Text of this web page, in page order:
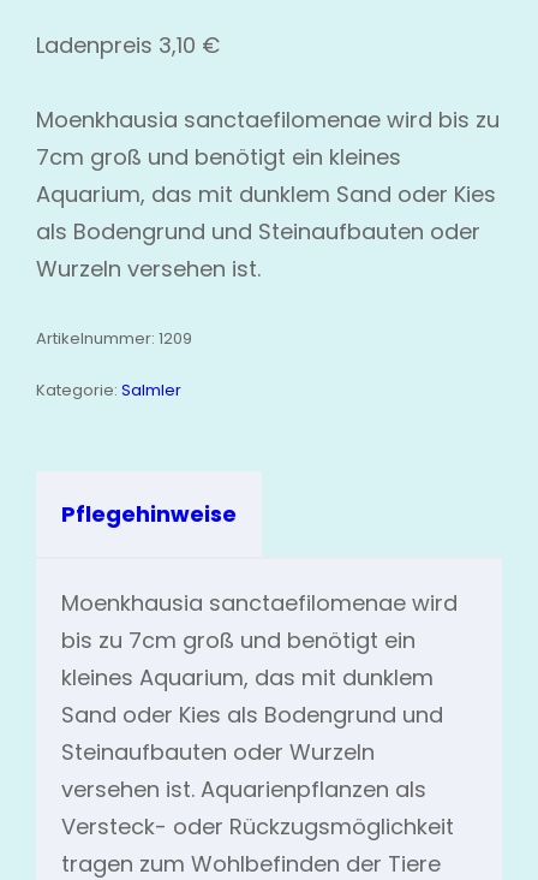
Ladenpreis 3,10 €
Moenkhausia sanctaefilomenae wird bis zu
7cm groß und benötigt ein kleines
Aquarium, das mit dunklem Sand oder Kies
als Bodengrund und Steinaufbauten oder
Wurzeln versehen ist.
Artikelnummer: 1209
Kategorie: Salmler
Pflegehinweise
Moenkhausia sanctaefilomenae wird
bis zu 7cm groß und benötigt ein
kleines Aquarium, das mit dunklem
Sand oder Kies als Bodengrund und
Steinaufbauten oder Wurzeln
versehen ist. Aquarienpflanzen als
Versteck- oder Rückzugsmöglichkeit
tragen zum Wohlbefinden der Tiere